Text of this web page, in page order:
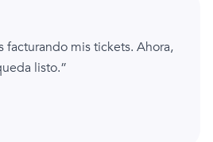
facturando mis tickets. Ahora,
listo.”